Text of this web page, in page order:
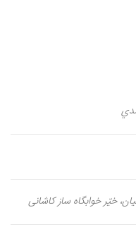
خیّر خوابگاه ساز کاشانی